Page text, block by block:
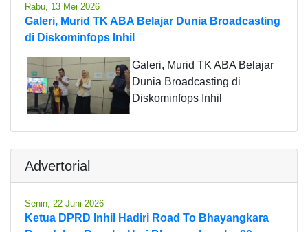
Rabu, 13 Mei 2026
Galeri, Murid TK ABA Belajar Dunia Broadcasting
di Diskominfops Inhil
Galeri, Murid TK ABA Belajar
Dunia Broadcasting di
Diskominfops Inhil
Advertorial
Senin, 22 Juni 2026
Ketua DPRD Inhil Hadiri Road To Bhayangkara